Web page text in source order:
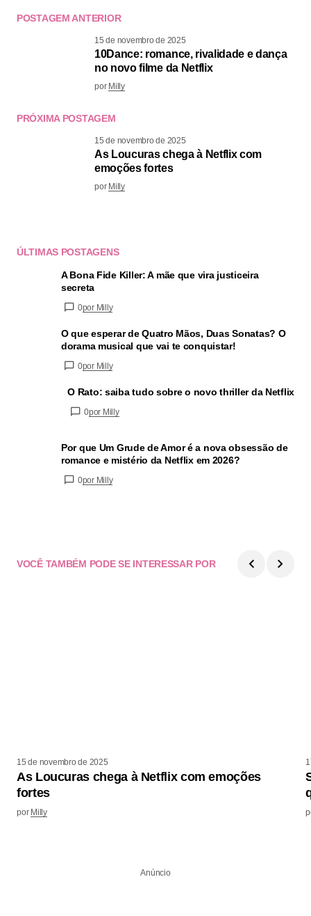
POSTAGEM ANTERIOR
15 de novembro de 2025
10Dance: romance, rivalidade e dança
no novo filme da Netflix
por Milly
PRÓXIMA POSTAGEM
15 de novembro de 2025
As Loucuras chega à Netflix com
emoções fortes
por Milly
ÚLTIMAS POSTAGENS
A Bona Fide Killer: A mãe que vira justiceira
secreta
0por Milly
O que esperar de Quatro Mãos, Duas Sonatas? O
dorama musical que vai te conquistar!
0por Milly
O Rato: saiba tudo sobre o novo thriller da Netflix
0por Milly
Por que Um Grude de Amor é a nova obsessão de
romance e mistério da Netflix em 2026?
0por Milly
VOCÊ TAMBÉM PODE SE INTERESSAR POR
15 de novembro de 2025
As Loucuras chega à Netflix com emoções
fortes
por Milly
Anúncio